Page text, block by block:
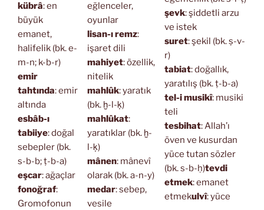
kübrâ: en
büyük
emanet,
halifelik (bk. e-
m-n; k-b-r)
emir
tahtında: emir
altında
esbâb-ı
tabiiye: doğal
sebepler (bk.
s-b-b; ṭ-b-a)
eşcar: ağaçlar
fonoğraf:
Gromofonun
eğlenceler,
oyunlar
lisan-ı remz:
işaret dili
mahiyet: özellik,
nitelik
mahlûk: yaratık
(bk. ḫ-l-ḳ)
mahlûkat:
yaratıklar (bk. ḫ-
l-ḳ)
mânen: mânevî
olarak (bk. a-n-y)
medar: sebep,
vesile
şevk: şiddetli arzu
ve istek
suret: şekil (bk. ṣ-v-
r)
tabiat: doğallık,
yaratılış (bk. ṭ-b-a)
tel-i musikî: musiki
teli
tesbihat: Allah’ı
öven ve kusurdan
yüce tutan sözler
(bk. s-b-ḥ)tevdi
etmek: emanet
etmekulvî: yüce